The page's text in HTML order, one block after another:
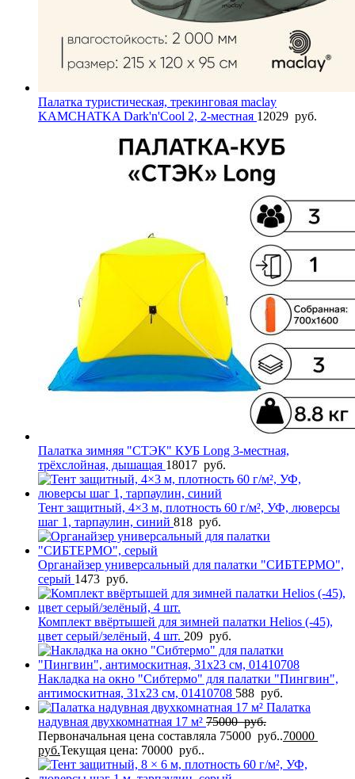
Палатка туристическая, трекинговая maclay
KAMCHATKA Dark'n'Cool 2, 2-местная 12029 руб.
Палатка зимняя "СТЭК" КУБ Long 3-местная,
трёхслойная, дышащая 18017 руб.
Тент защитный, 4×3 м, плотность 60 г/м², УФ, люверсы
шаг 1, тарпаулин, синий 818 руб.
Органайзер универсальный для палатки "СИБТЕРМО",
серый 1473 руб.
Комплект ввёртышей для зимней палатки Helios (-45),
цвет серый/зелёный, 4 шт. 209 руб.
Накладка на окно "Сибтермо" для палатки "Пингвин",
антимоскитная, 31х23 см, 01410708 588 руб.
Палатка
надувная двухкомнатная 17 м² 75000руб.
Первоначальная цена составляла 75000 руб..70000
руб.Текущая цена: 70000 руб..